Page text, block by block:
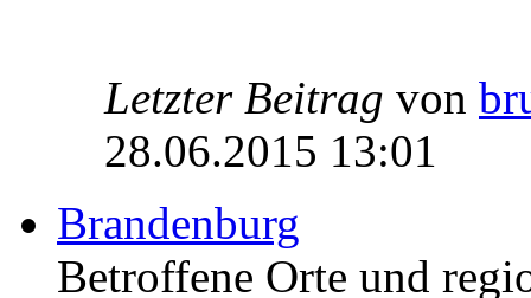
Letzter Beitrag von
28.06.2015 13:01
Brandenburg
Betroffene Orte und